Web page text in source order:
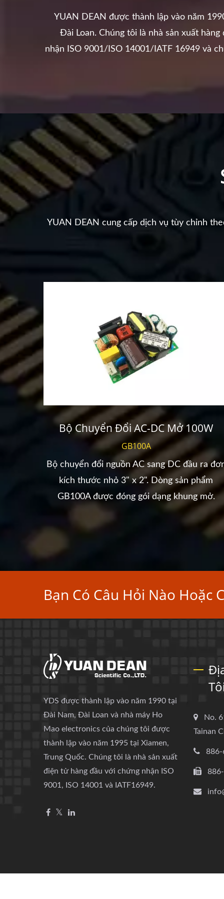
YUAN DEAN được thành lập vào năm
Đài Loan. Chúng tôi là nhà sản xuất hàng
nhận ISO 9001/ISO 14001/IATF 16949 và
YUAN DEAN cung cấp dịch vụ tùy chỉnh
Bộ Chuyển Đổi AC-DC Mở 100W
GB100A
Bộ chuyển đổi nguồn AC sang DC đầu ra
kích thước nhỏ 3" x 2". Dòng sản phẩm
GB100A được đóng gói dạng khung mở.
Bạn Có Câu Hỏi Nào Hoặc
YDS được thành lập vào năm 1990 tại
Đài Nam, Đài Loan và nhà máy Ho
Mao electronics của chúng tôi được
thành lập vào năm 1995 tại Xiamen,
Trung Quốc. Chúng tôi là nhà sản xuất
điện tử hàng đầu với chứng nhận ISO
9001, ISO 14001 và IATF16949.
No.
Tainan
886-